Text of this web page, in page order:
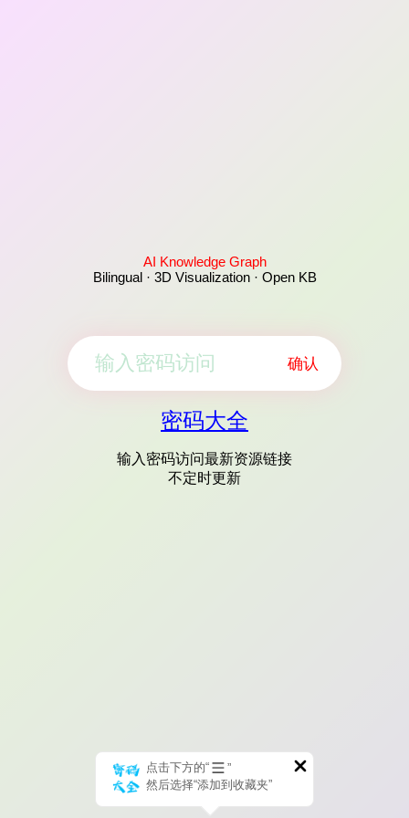
AI Knowledge Graph
Bilingual · 3D Visualization · Open KB
确认
密码大全
输入密码访问最新资源链接
不定时更新
点击下方的“
”
然后选择“添加到收藏夹”